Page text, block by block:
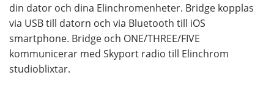
din dator och dina Elinchromenheter. Bridge kopplas
via USB till datorn och via Bluetooth till iOS
smartphone. Bridge och ONE/THREE/FIVE
kommunicerar med Skyport radio till Elinchrom
studioblixtar.